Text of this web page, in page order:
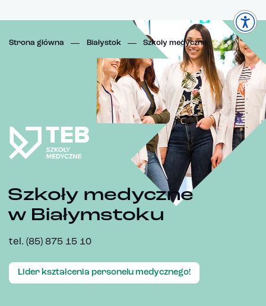
Strona główna Białystok Szkoły medyczne
Szkoły medyczne
w Białymstoku
tel. (85) 875 15 10
Lider kształcenia personelu medycznego!